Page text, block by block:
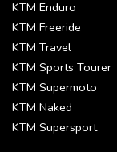
Status: Dostępna w 3-
7.5 zł
Dodaj do koszyka
HOSE CLAMP 60-
55006028000
Status: Dostępna w 3-
KTM Enduro
KTM Freeride
KTM Travel
KTM Sports Tourer
KTM Supermoto
KTM Naked
KTM Supersport